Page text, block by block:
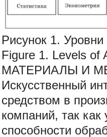
Рисунок 1.
Figure 1. Levels of
МАТЕРИАЛЫ И
Искусственный
средством в
компаний, так
способности